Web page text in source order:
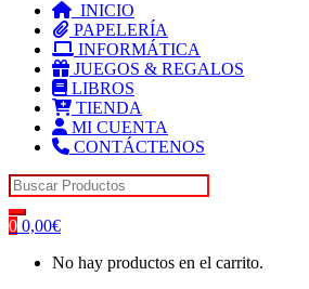
INICIO
PAPELERÍA
INFORMÁTICA
JUEGOS & REGALOS
LIBROS
TIENDA
MI CUENTA
CONTÁCTENOS
Search for:
0 0,00€
No hay productos en el carrito.